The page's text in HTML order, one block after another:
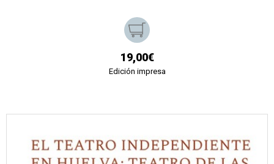
19,00€
Edición impresa